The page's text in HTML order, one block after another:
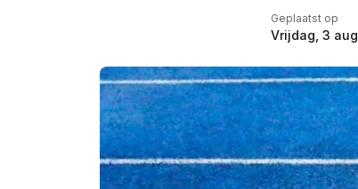
Geplaatst op
Vrijdag, 3